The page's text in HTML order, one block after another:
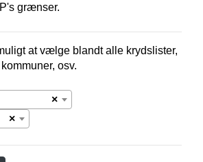
grænser.
at vælge blandt alle krydslister,
osv.
×
×